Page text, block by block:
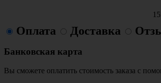
Оплата Доставка
Банковская карта
Вы сможете оплатить стоимость заказа с